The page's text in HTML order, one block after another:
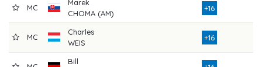
MC
Marek
CHOMA (AM)
+16
MC
Charles
WEIS
+16
Bill